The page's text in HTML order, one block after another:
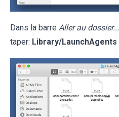
Dans la barre Aller au dossier...
taper: Library/LaunchAgents